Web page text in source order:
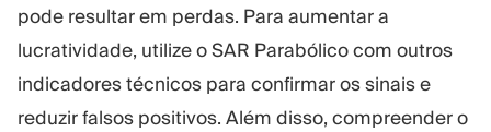
pode resultar em perdas. Para aumentar a
lucratividade, utilize o SAR Parabólico com outros
indicadores técnicos para confirmar os sinais e
reduzir falsos positivos. Além disso, compreender o